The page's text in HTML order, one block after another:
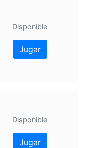
Disponible
Jugar
Disponible
Jugar